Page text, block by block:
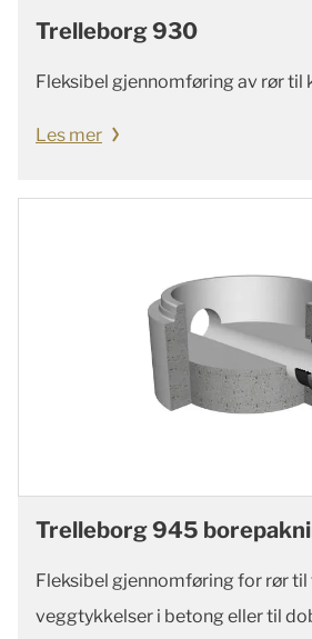
Trelleborg 930
Fleksibel gjennomføring av rør til
Les mer
Trelleborg 945
Fleksibel gjennomføring for rør
veggtykkelser i betong eller til